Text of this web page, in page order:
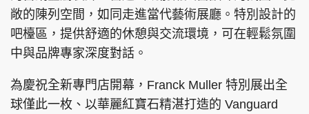
頭條搵工
敞的陳列空間，如同走進當代藝術展廳。特別設計的
吧檯區，提供舒適的休憩與交流環境，可在輕鬆氛圍
中與品牌專家深度對話。
為慶祝全新專門店開幕，Franck Muller 特別展出全
球僅此一枚、以華麗紅寶石精湛打造的 Vanguard